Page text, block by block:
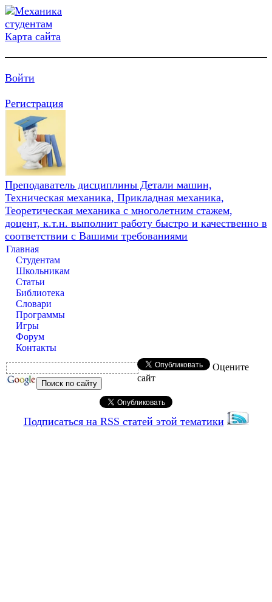
Карта сайта
Войти
Регистрация
Преподаватель дисциплины Детали машин,
Техническая механика, Прикладная механика,
Теоретическая механика с многолетним стажем,
доцент, к.т.н. выполнит работу быстро и качественно в
соответствии с Вашими требованиями
Главная
Студентам
Школьникам
Статьи
Библиотека
Словари
Программы
Игры
Форум
Контакты
Оцените
сайт
Подписаться на RSS статей этой тематики